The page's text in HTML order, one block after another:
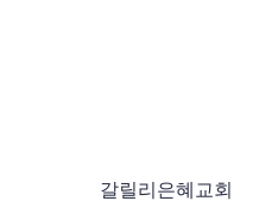
갈릴리은혜교회